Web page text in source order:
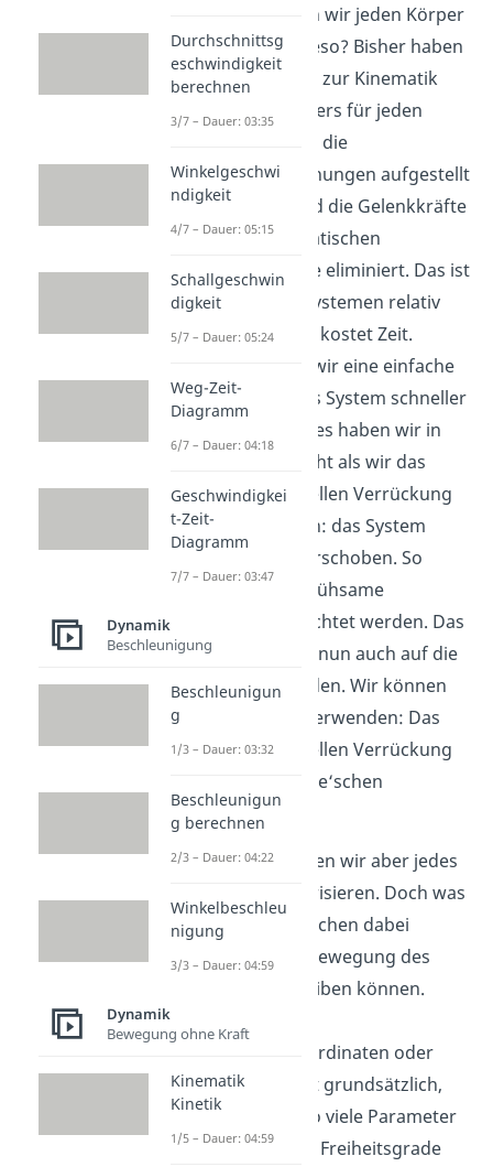
Dabei betrachten wir jeden Körper
separat. Aber wieso? Bisher haben
wir in den Videos zur Kinematik
des starren Körpers für jeden
einzelnen Körper die
Bewegungsgleichungen aufgestellt
und anschließend die Gelenkkräfte
durch die kinematischen
Zusammenhänge eliminiert. Das ist
bei Starrkörpersystemen relativ
umständlich und kostet Zeit.
Deshalb suchen wir eine einfache
Strategie, um das System schneller
zu lösen. Ähnliches haben wir in
der Statik gemacht als wir das
Prinzip der virtuellen Verrückung
verwendet haben: das System
wurde virtuell verschoben. So
konnte auf die mühsame
Elimination verzichtet werden. Das
Prinzip lässt sich nun auch auf die
Dynamik anwenden. Wir können
hier zwei Arten verwenden: Das
Prinzip der virtuellen Verrückung
oder die Lagrange‘schen
Gleichungen.
Zuallererst müssen wir aber jedes
System parametrisieren. Doch was
heißt das? Wir suchen dabei
Größen, die die Bewegung des
Systems beschreiben können.
Schwerpunktkoordinaten oder
Winkel. Dabei gilt grundsätzlich,
dass wir genauso viele Parameter
brauchen, wie es Freiheitsgrade
Durchschnittsg
eschwindigkeit
berechnen
3/7 – Dauer: 03:35
Winkelgeschwi
ndigkeit
4/7 – Dauer: 05:15
Schallgeschwin
digkeit
5/7 – Dauer: 05:24
Weg-Zeit-
Diagramm
6/7 – Dauer: 04:18
Geschwindigkei
t-Zeit-
Diagramm
7/7 – Dauer: 03:47
Dynamik
Beschleunigung
Beschleunigun
g
1/3 – Dauer: 03:32
Beschleunigun
g berechnen
2/3 – Dauer: 04:22
Winkelbeschleu
nigung
3/3 – Dauer: 04:59
Dynamik
Bewegung ohne Kraft
Kinematik
Kinetik
1/5 – Dauer: 04:59